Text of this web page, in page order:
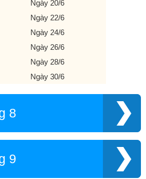
Ngày 20/6
Ngày 22/6
Ngày 24/6
Ngày 26/6
Ngày 28/6
Ngày 30/6
8
9